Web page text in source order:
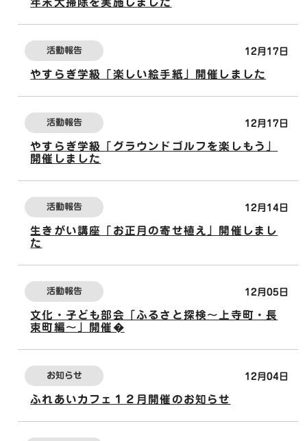
12月17日
活動報告
やすらぎ学級「楽しい絵手紙」開催しました
12月17日
活動報告
やすらぎ学級「グラウンドゴルフを楽しもう」
開催しました
12月14日
活動報告
生きがい講座「お正月の寄せ植え」開催しまし
た
12月05日
活動報告
文化・子ども部会「ふるさと探検～上寺町・長
束町編～」開催�
12月04日
お知らせ
ふれあいカフェ１２月開催のお知らせ